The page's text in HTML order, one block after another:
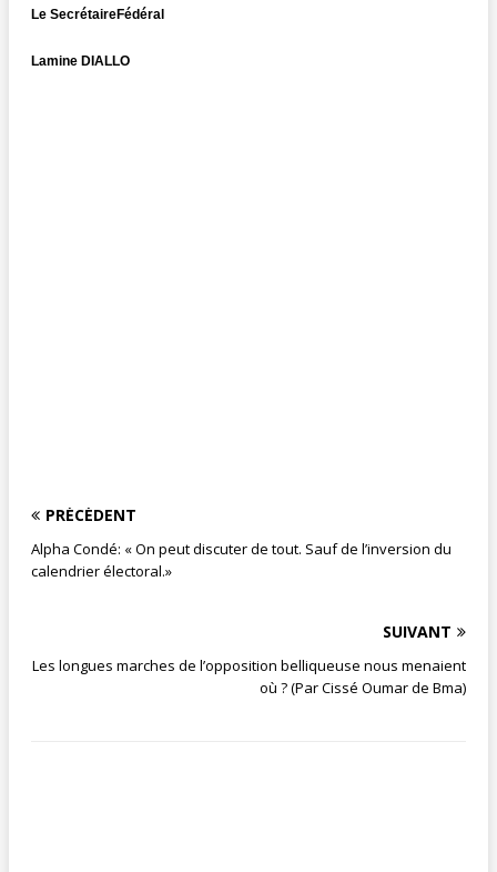
Le SecrétaireFédéral
Lamine DIALLO
PRÉCÉDENT
Alpha Condé: « On peut discuter de tout. Sauf de l’inversion du
calendrier électoral.»
SUIVANT
Les longues marches de l’opposition belliqueuse nous menaient
où ? (Par Cissé Oumar de Bma)